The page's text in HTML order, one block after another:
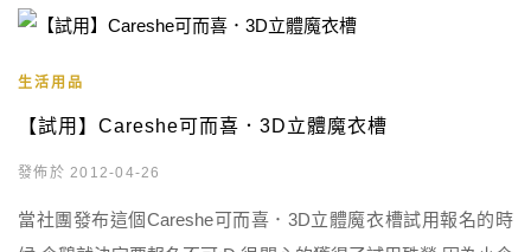
生活用品
【試用】Careshe可而喜．3D立體魔衣槽
發佈於 2012-04-26
當社團發布這個Careshe可而喜．3D立體魔衣槽試用報名的時